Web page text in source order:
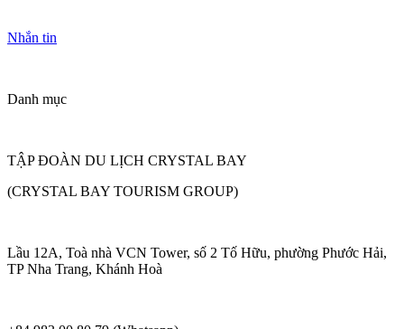
Nhắn tin
Danh mục
TẬP ĐOÀN DU LỊCH CRYSTAL BAY
(CRYSTAL BAY TOURISM GROUP)
Lầu 12A, Toà nhà VCN Tower, số 2 Tố Hữu, phường Phước Hải,
TP Nha Trang, Khánh Hoà